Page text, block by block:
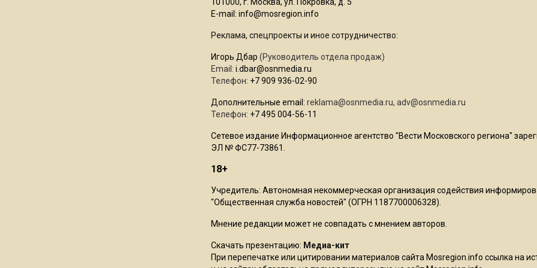
E-mail: info@mosregion.info
Реклама, спецпроекты и иное сотрудничество:
Игорь Дбар (Руководитель отдела продаж)
Email: i.dbar@osnmedia.ru
Телефон: +7 909 936-02-90
Дополнительные email: reklama@osnmedia.ru, adv@osnmedia.ru
Телефон: +7 495 004-56-11
Сетевое издание Информационное агентство "Вести Московского региона"
ЭЛ № ФС77-73861.
18+
Учредитель: Автономная некоммерческая организация содействия
"Общественная служба новостей" (ОГРН 1187700006328).
Мнение редакции может не совпадать с мнением авторов.
Скачать презентацию: Медиа-кит
При перепечатке или цитировании материалов сайта Mosregion.info ссылка на